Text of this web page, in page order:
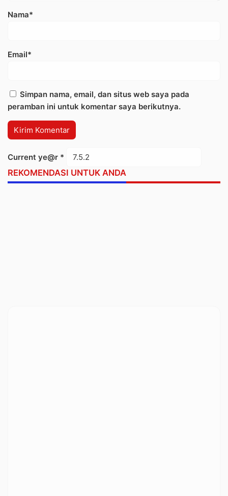
Nama*
Email*
Simpan nama, email, dan situs web saya pada
peramban ini untuk komentar saya berikutnya.
Current ye@r *
REKOMENDASI UNTUK ANDA